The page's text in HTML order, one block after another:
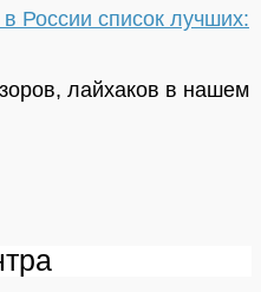
России список лучших:
лайхаков в нашем